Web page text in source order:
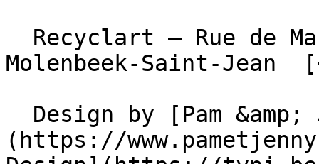
Molenbeek-Saint-
(https://